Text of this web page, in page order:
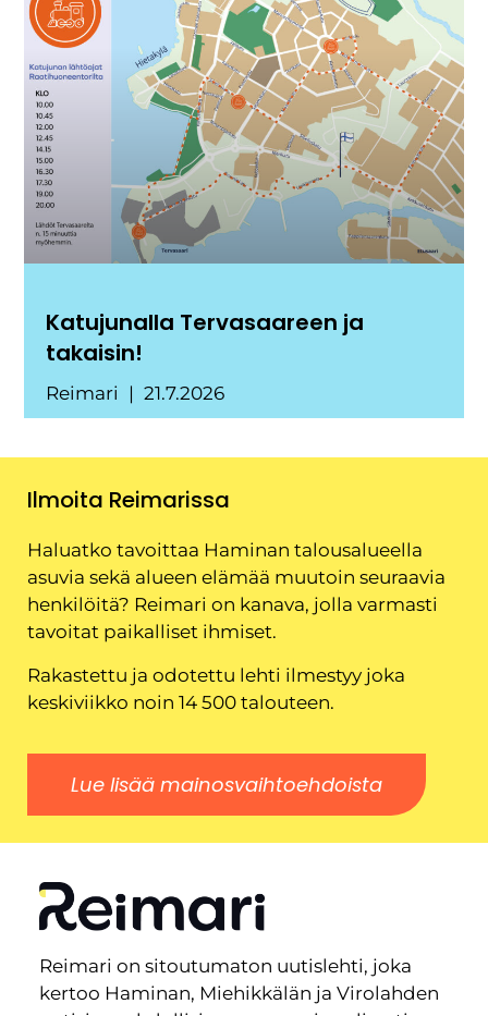
Katujunalla Tervasaareen ja
takaisin!
Reimari 21.7.2026
Ilmoita Reimarissa
Haluatko tavoittaa Haminan talousalueella
asuvia sekä alueen elämää muutoin seuraavia
henkilöitä? Reimari on kanava, jolla varmasti
tavoitat paikalliset ihmiset.
Rakastettu ja odotettu lehti ilmestyy joka
keskiviikko noin 14 500 talouteen.
Lue lisää mainosvaihtoehdoista
Reimari on sitoutumaton uutislehti, joka
kertoo Haminan, Miehikkälän ja Virolahden